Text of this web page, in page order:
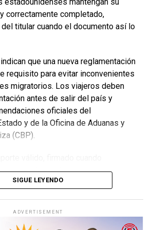
como esta aquí:
ARBOL
MAR MUERTO MUNDO VIDA
caso de una grave enfermedad
de Marburgo
Now
mundial de 2026, los Testigos
en 13 países, donde miles de
un mismo programa basado en la
para siempre”.
confirmadas se encuentran:
correctamente completado,
titular cuando el documento así lo
que una nueva reglamentación
requisito para evitar inconvenientes
migratorios. Los viajeros deben
antes de salir del país y
oficiales del
y de la Oficina de Aduanas y
(CBP).
estado puede evitar retrasos o
ingreso a Estados Unidos.
SIGUE LEYENDO
ADVERTISEMENT